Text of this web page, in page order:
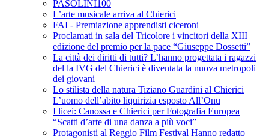
PASOLINI100
L’arte musicale arriva al Chierici
FAI - Premiazione apprendisti ciceroni
Proclamati in sala del Tricolore i vincitori della XIII
edizione del premio per la pace “Giuseppe Dossetti”
La città dei diritti di tutti? L’hanno progettata i ragazzi
del la IVG del Chierici è diventata la nuova metropoli
dei giovani
Lo stilista della natura Tiziano Guardini al Chierici
L’uomo dell’abito liquirizia esposto All’Onu
I licei: Canossa e Chierici per Fotografia Europea
“Scatti d’arte di una danza a più voci”
Protagonisti al Reggio Film Festival Hanno redatto